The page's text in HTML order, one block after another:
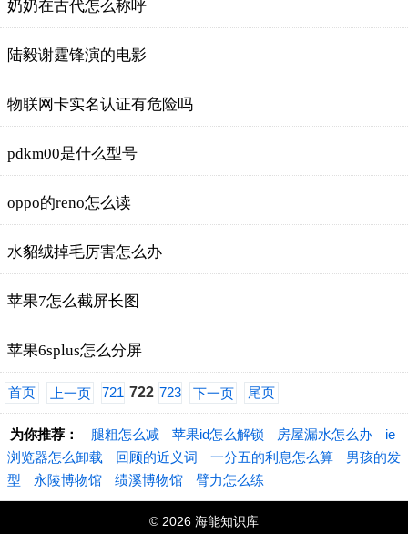
奶奶在古代怎么称呼
陆毅谢霆锋演的电影
物联网卡实名认证有危险吗
pdkm00是什么型号
oppo的reno怎么读
水貂绒掉毛厉害怎么办
苹果7怎么截屏长图
苹果6splus怎么分屏
首页 上一页 721 722 723 下一页 尾页
为你推荐： 腿粗怎么减 苹果id怎么解锁 房屋漏水怎么办
ie
浏览器怎么卸载
回顾的近义词 一分五的利息怎么算
男孩的发
型
永陵博物馆 绩溪博物馆 臂力怎么练
© 2026 海能知识库